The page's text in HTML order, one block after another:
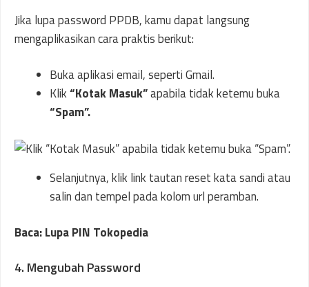
Jika lupa password PPDB, kamu dapat langsung
mengaplikasikan cara praktis berikut:
Buka aplikasi email, seperti Gmail.
Klik“Kotak Masuk”apabila tidak ketemu buka
“Spam”.
Selanjutnya, klik link tautan reset kata sandi atau
salin dan tempel pada kolom url peramban.
Baca: Lupa PIN Tokopedia
4. Mengubah Password